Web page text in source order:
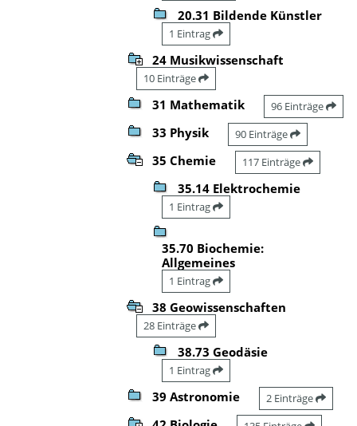
20.31 Bildende Künstler
1 Eintrag
24 Musikwissenschaft
10 Einträge
31 Mathematik 96 Einträge
33 Physik 90 Einträge
35 Chemie 117 Einträge
35.14 Elektrochemie
1 Eintrag
35.70 Biochemie:
Allgemeines
1 Eintrag
38 Geowissenschaften
28 Einträge
38.73 Geodäsie
1 Eintrag
39 Astronomie 2 Einträge